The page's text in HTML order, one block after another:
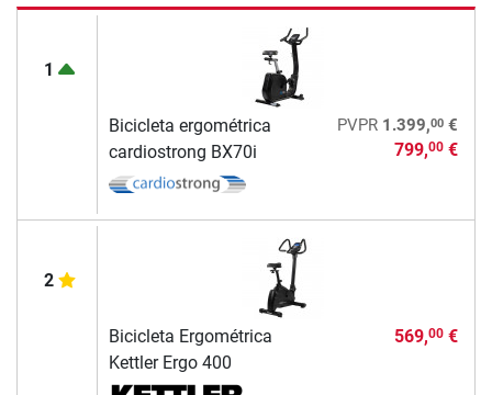
1
Bicicleta ergométrica
cardiostrong BX70i
PVPR 1.399,00€
799,00€
2
Bicicleta Ergométrica
Kettler Ergo 400
569,00€